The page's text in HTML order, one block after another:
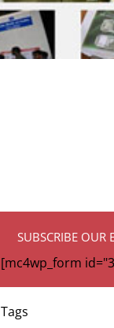
SUBSCRIBE OUR
[mc4wp_form
Tags